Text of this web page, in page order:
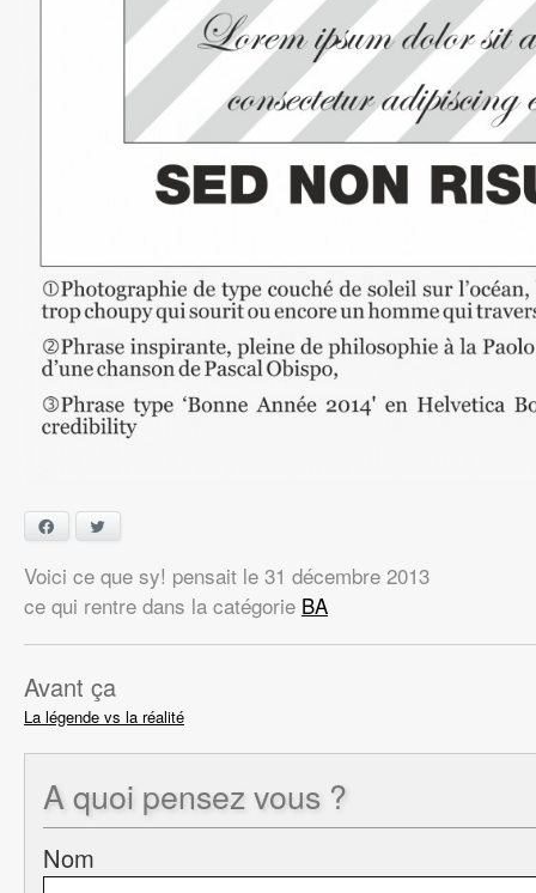
Facebook
Voici ce que sy! pensait le 31 décembre 2013
ce qui rentre dans la catégorie BA
Avant ça
La légende vs la réalité
A quoi pensez vous ?
Nom